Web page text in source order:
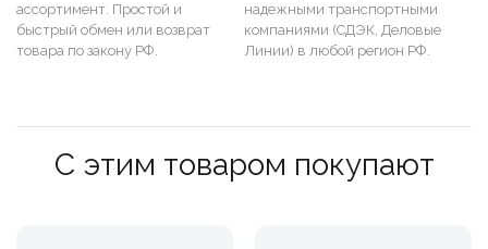
ассортимент. Простой и
быстрый обмен или возврат
товара по закону РФ.
надежными транспортными
компаниями (СДЭК, Деловые
Линии) в любой регион РФ.
С этим товаром покупают